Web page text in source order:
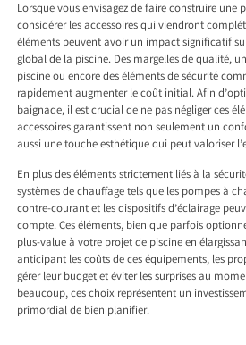
Lorsque vous envisagez de faire construire une
considérer les accessoires qui viendront
éléments peuvent avoir un impact significatif
global de la piscine. Des margelles de qualité,
piscine ou encore des éléments de sécurité
rapidement augmenter le coût initial. Afin
baignade, il est crucial de ne pas négliger ces
accessoires garantissent non seulement un
aussi une touche esthétique qui peut valoriser
En plus des éléments strictement liés à la
systèmes de chauffage tels que les pompes à
contre-courant et les dispositifs d’éclairage
compte. Ces éléments, bien que parfois
plus-value à votre projet de piscine en
anticipant les coûts de ces équipements, les
gérer leur budget et éviter les surprises au
beaucoup, ces choix représentent un
primordial de bien planifier.